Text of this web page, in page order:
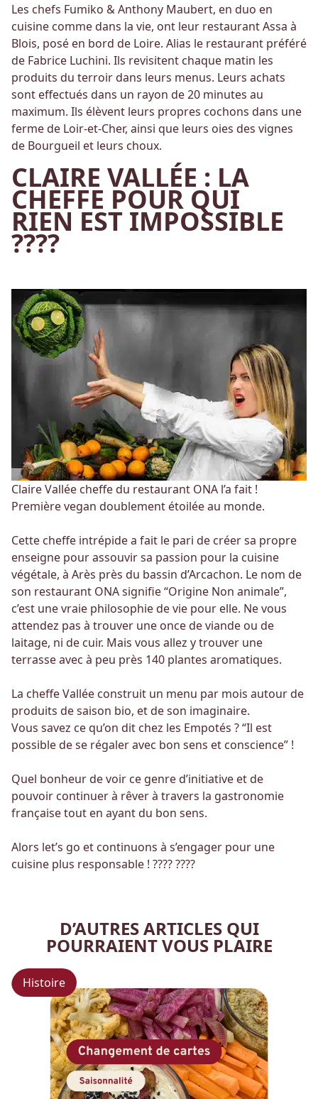
Les chefs Fumiko & Anthony Maubert, en duo en
cuisine comme dans la vie, ont leur restaurant Assa à
Blois, posé en bord de Loire. Alias le restaurant préféré
de Fabrice Luchini. Ils revisitent chaque matin les
produits du terroir dans leurs menus. Leurs achats
sont effectués dans un rayon de 20 minutes au
maximum. Ils élèvent leurs propres cochons dans une
ferme de Loir-et-Cher, ainsi que leurs oies des vignes
de Bourgueil et leurs choux.
CLAIRE VALLÉE : LA
CHEFFE POUR QUI
RIEN EST IMPOSSIBLE
????
Claire Vallée cheffe du restaurant ONA l’a fait !
Première vegan doublement étoilée au monde.
Cette cheffe intrépide a fait le pari de créer sa propre
enseigne pour assouvir sa passion pour la cuisine
végétale, à Arès près du bassin d’Arcachon. Le nom de
son restaurant ONA signifie “Origine Non animale”,
c’est une vraie philosophie de vie pour elle. Ne vous
attendez pas à trouver une once de viande ou de
laitage, ni de cuir. Mais vous allez y trouver une
terrasse avec à peu près 140 plantes aromatiques.
La cheffe Vallée construit un menu par mois autour de
produits de saison bio, et de son imaginaire.
Vous savez ce qu’on dit chez les Empotés ? “Il est
possible de se régaler avec bon sens et conscience” !
Quel bonheur de voir ce genre d’initiative et de
pouvoir continuer à rêver à travers la gastronomie
française tout en ayant du bon sens.
Alors let’s go et continuons à s’engager pour une
cuisine plus responsable ! ???? ????
D’AUTRES ARTICLES QUI
POURRAIENT VOUS PLAIRE
Histoire